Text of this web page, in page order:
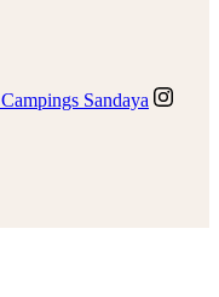
Campings Sandaya